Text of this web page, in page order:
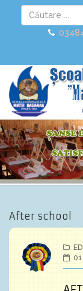
After school
01